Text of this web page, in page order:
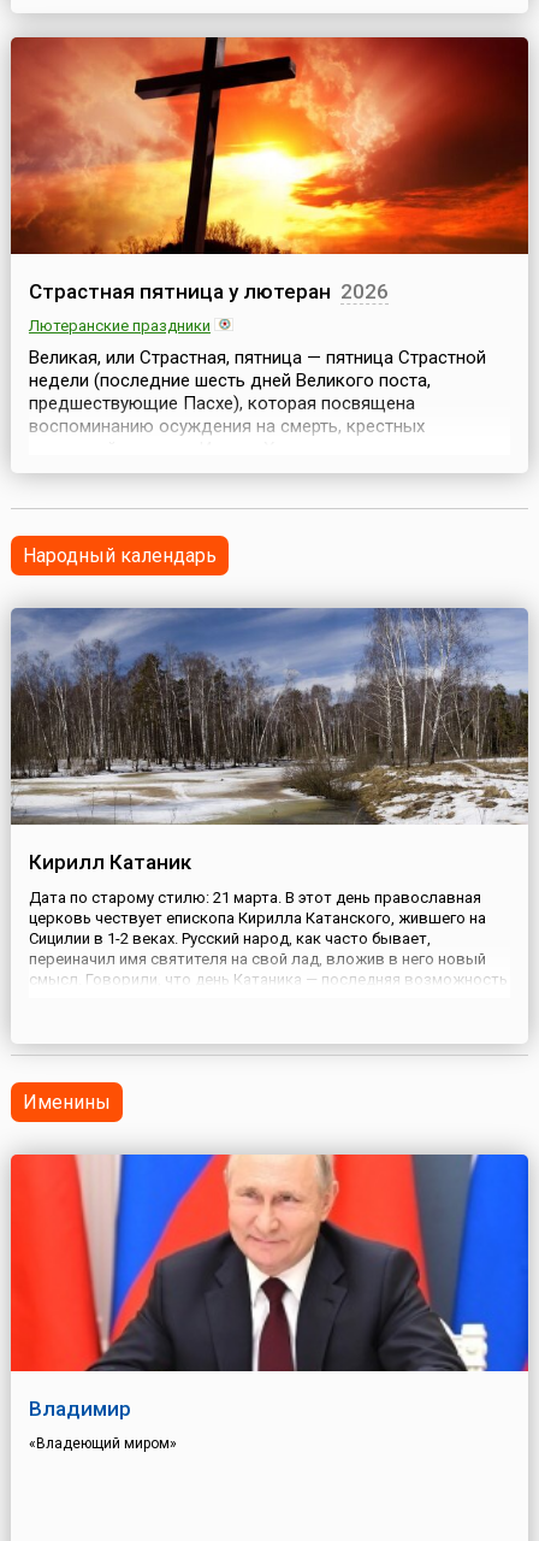
страданий и смерти Иисуса Христа, а также снятию с
креста Его тела и погребению Его. Казнь распятия на
кресте была самой позорной, самой мучительной и
самой жестокой. Такой смерть...
Страстная пятница у лютеран 2026
Лютеранские праздники
Великая, или Страстная, пятница — пятница Страстной
недели (последние шесть дней Великого поста,
предшествующие Пасхе), которая посвящена
воспоминанию осуждения на смерть, крестных
креста Его тела и погребению Его.Страстная пятница
напоминать казнь...
Народный календарь
Кирилл Катаник
Дата по старому стилю: 21 марта. В этот день православная
церковь чествует епископа Кирилла Катанского, жившего на
Сицилии в 1-2 веках. Русский народ, как часто бывает,
переиначил имя святителя на свой лад, вложив в него новый
смысл. Говорили, что день Катаника — последняя возможность
Именины
Владимир
«Владеющий миром»